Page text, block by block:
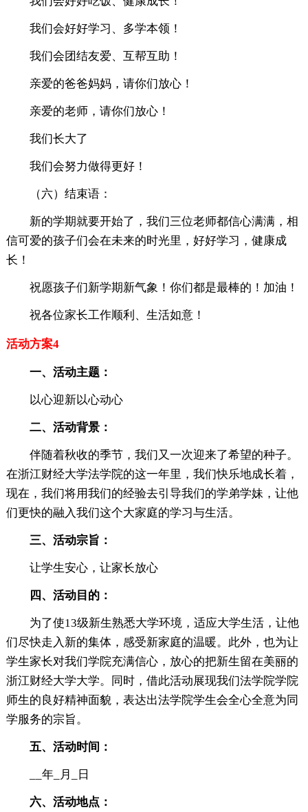
我们会好好学习、多学本领！
我们会团结友爱、互帮互助！
亲爱的爸爸妈妈，请你们放心！
亲爱的老师，请你们放心！
我们长大了
我们会努力做得更好！
（六）结束语：
新的学期就要开始了，我们三位老师都信心满满，相
信可爱的孩子们会在未来的时光里，好好学习，健康成
长！
祝愿孩子们新学期新气象！你们都是最棒的！加油！
祝各位家长工作顺利、生活如意！
活动方案4
一、活动主题：
以心迎新以心动心
二、活动背景：
伴随着秋收的季节，我们又一次迎来了希望的种子。
在浙江财经大学法学院的这一年里，我们快乐地成长着，
现在，我们将用我们的经验去引导我们的学弟学妹，让他
们更快的融入我们这个大家庭的学习与生活。
三、活动宗旨：
让学生安心，让家长放心
四、活动目的：
为了使13级新生熟悉大学环境，适应大学生活，让他
们尽快走入新的集体，感受新家庭的温暖。此外，也为让
学生家长对我们学院充满信心，放心的把新生留在美丽的
浙江财经大学大学。同时，借此活动展现我们法学院学院
师生的良好精神面貌，表达出法学院学生会全心全意为同
学服务的宗旨。
五、活动时间：
__年_月_日
六、活动地点：